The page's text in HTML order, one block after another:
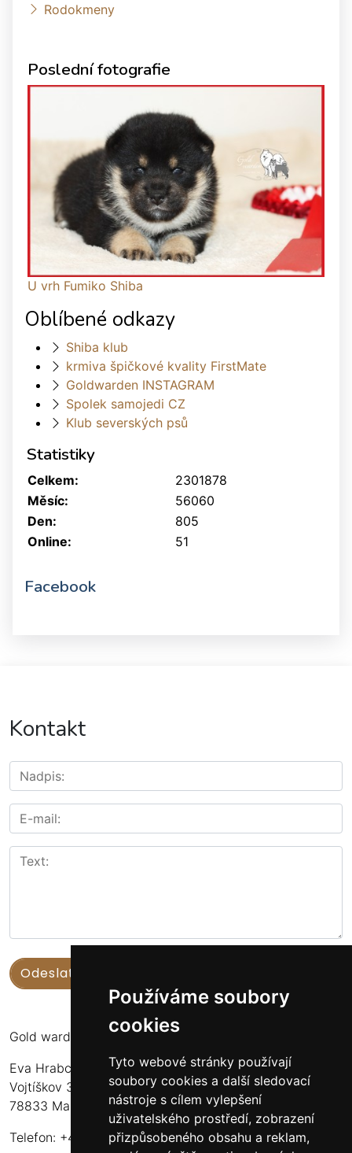
Používáme soubory
cookies
Tyto webové stránky používají
soubory cookies a další sledovací
nástroje s cílem vylepšení
uživatelského prostředí, zobrazení
přizpůsobeného obsahu a reklam,
Rodokmeny
Poslední fotografie
U vrh Fumiko Shiba
Oblíbené odkazy
Shiba klub
krmiva špičkové kvality FirstMate
Goldwarden INSTAGRAM
Spolek samojedi CZ
Klub severských psů
Statistiky
Online: 51
Celkem:
2301878
Měsíc:
56060
Den:
805
Facebook
Kontakt
Gold warden
Eva Hrabcová
Vojtíškov 3
78833 Malá Morava
Telefon: +420 777 549 171